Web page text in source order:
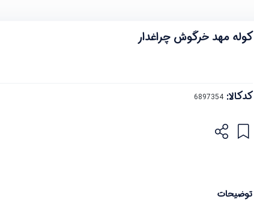
کوله مهد خرگوش چراغدار
کدکالا:
توضیحات